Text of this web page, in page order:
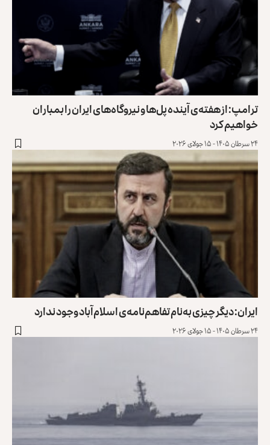
ترامپ: از هفته‌ی آینده پل‌ها و نیروگاه‌های ایران را بمباران
خواهیم کرد
۲۴ سرطان ۱۴۰۵ - ۱۵ جولای ۲۰۲۶
ایران: دیگر چیزی به‌نام تفاهم‌نامه‌ی اسلام‌آباد وجود ندارد
۲۴ سرطان ۱۴۰۵ - ۱۵ جولای ۲۰۲۶